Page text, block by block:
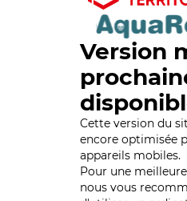
Version
Cette version du
encore optimisée
appareils mobiles.
Pour une
nous vous